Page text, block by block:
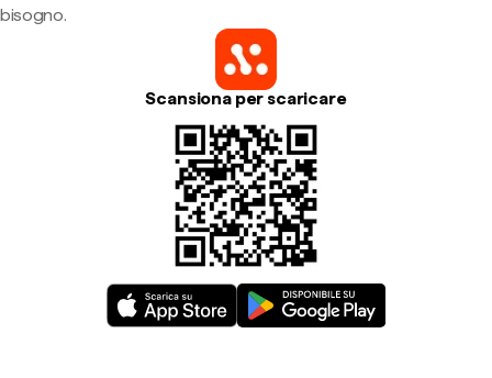
bisogno.
Scansiona per scaricare